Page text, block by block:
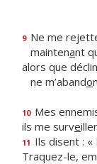
9 Ne me
maintenant
alors que
ne m’abando
10 Mes
ils me surve
11 Ils disent : «
Traquez-le,